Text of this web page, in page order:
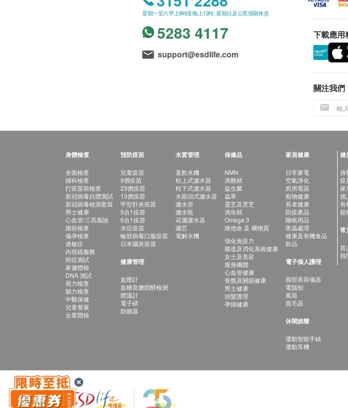
星期一至六早上9時至晚上12時; 星期日及公眾假期休息
5283 4117
support@esdlife.com
下載應用
關注我們
身體檢查
全面檢查
婦科檢查
打疫苗前檢查
新冠病毒抗體測試
新冠病毒檢測套裝
男士健康
心血管/三高風險
婚前檢查
備孕檢查
過敏症
內視鏡服務
癌症測試
家傭體檢
DNA 測試
視力檢查
聽力檢查
中醫保健
兒童發展
企業體檢
預防疫苗
兒童疫苗
9價疫苗
23價疫苗
13價疫苗
甲型肝炎疫苗
5合1疫苗
6合1疫苗
水痘疫苗
輪狀病毒口服疫苗
日本腦炎疫苗
健康管理
血壓計
血糖及膽固醇檢測
體溫計
電子磅
助聽器
水質管理
直飲水機
枱上式濾水器
枱下式濾水器
水龍頭式濾水器
濾水壺
濾水瓶
花灑濾水器
濾芯
電解水機
保健品
NMN
滴雞精
益生菌
蟲草
靈芝及雲芝
滴魚精
Omega 3
維他命 及 礦物質
強化免疫力
腸道及消化系統健康
女士及美容
瘦身纖體
心血管健康
骨骼及關節健康
男士健康
頭髮護理
孕婦健康
家居健康
日常家電
空氣淨化
廚房電器
寵物健康
長者健康
防疫產品
睡眠用品
害蟲處理
健康及有機食品
飲品
電子個人護理
面部美容儀器
電鬚刨
風筒
脫毛器
休閑娛樂
運動智能手錶
運動耳機
健
身
疫
家
個
有
寵
常
首
熱